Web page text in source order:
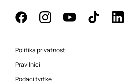
Politika privatnosti
Pravilnici
Podaci tvrtke